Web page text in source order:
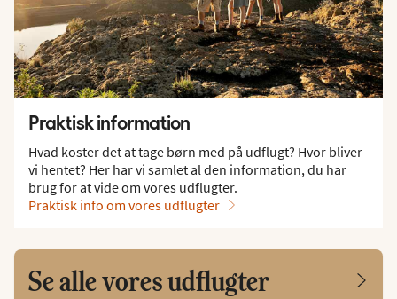
Praktisk information
Hvad koster det at tage børn med på udflugt? Hvor bliver
vi hentet? Her har vi samlet al den information, du har
brug for at vide om vores udflugter.
Praktisk info om vores udflugter
Se alle vores udflugter